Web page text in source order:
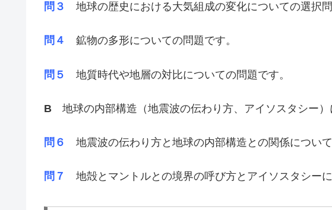
問３ 地球の歴史における大気組成の変化についての選択問
問４ 鉱物の多形についての問題です。
問５ 地質時代や地層の対比についての問題です。
B 地球の内部構造（地震波の伝わり方、アイソスタシー）
問６ 地震波の伝わり方と地球の内部構造との関係について
問７ 地殻とマントルとの境界の呼び方とアイソスタシー